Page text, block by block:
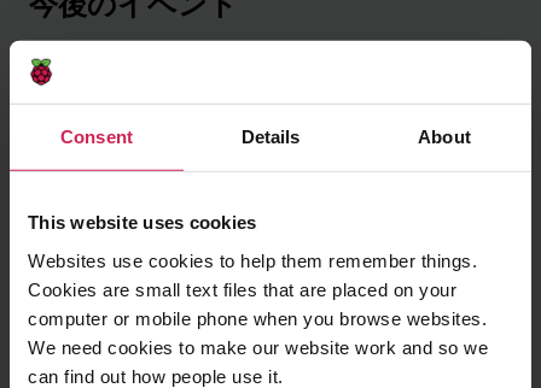
Consent Details About
This website uses cookies
Websites use cookies to help them remember things.
Cookies are small text files that are placed on your
computer or mobile phone when you browse websites.
We need cookies to make our website work and so we
can find out how people use it.
このクラブは、別のウェブサイトにイベントを掲
載したり、予約なしで参加するよう呼びかけたり
することがあります。今後のイベントについて知
るには、s.evans@knbs.co.ukにメールでお問い
合わせください。